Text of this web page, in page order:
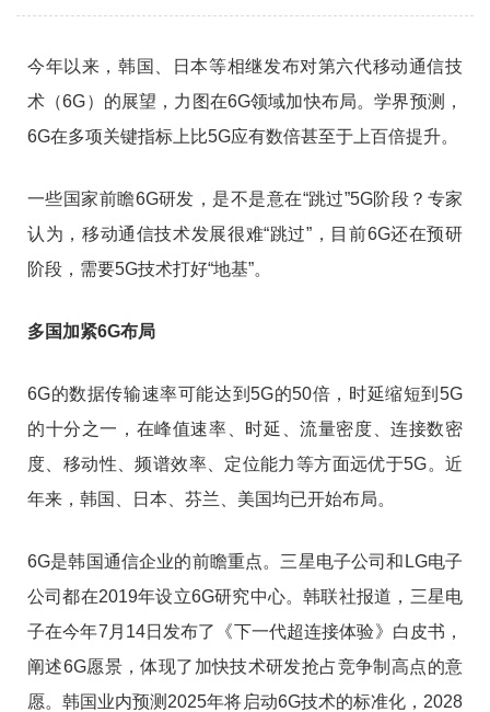
些国家前瞻6G研发，是不是意在
今年以来，韩国、日本等相继发布对第六代移动通信技
术（6G）的展望，力图在6G领域加快布局。学界预测，
6G在多项关键指标上比5G应有数倍甚至于上百倍提升。
一些国家前瞻6G研发，是不是意在“跳过”5G阶段？专家
认为，移动通信技术发展很难“跳过”，目前6G还在预研
阶段，需要5G技术打好“地基”。
多国加紧6G布局
6G的数据传输速率可能达到5G的50倍，时延缩短到5G
的十分之一，在峰值速率、时延、流量密度、连接数密
度、移动性、频谱效率、定位能力等方面远优于5G。近
年来，韩国、日本、芬兰、美国均已开始布局。
6G是韩国通信企业的前瞻重点。三星电子公司和LG电子
公司都在2019年设立6G研究中心。韩联社报道，三星电
子在今年7月14日发布了《下一代超连接体验》白皮书，
阐述6G愿景，体现了加快技术研发抢占竞争制高点的意
愿。韩国业内预测2025年将启动6G技术的标准化，2028